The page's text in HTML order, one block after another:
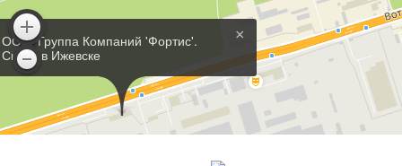
×
ООО 'Группа Компаний 'Фортис'.
Склад в Ижевске